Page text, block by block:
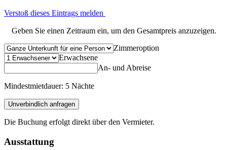
Verstoß dieses Eintrags melden
Geben Sie einen Zeitraum ein, um den Gesamtpreis anzuzeigen.
Zimmeroption
Erwachsene
An- und Abreise
Mindestmietdauer: 5 Nächte
Unverbindlich anfragen
Die Buchung erfolgt direkt über den Vermieter.
Ausstattung